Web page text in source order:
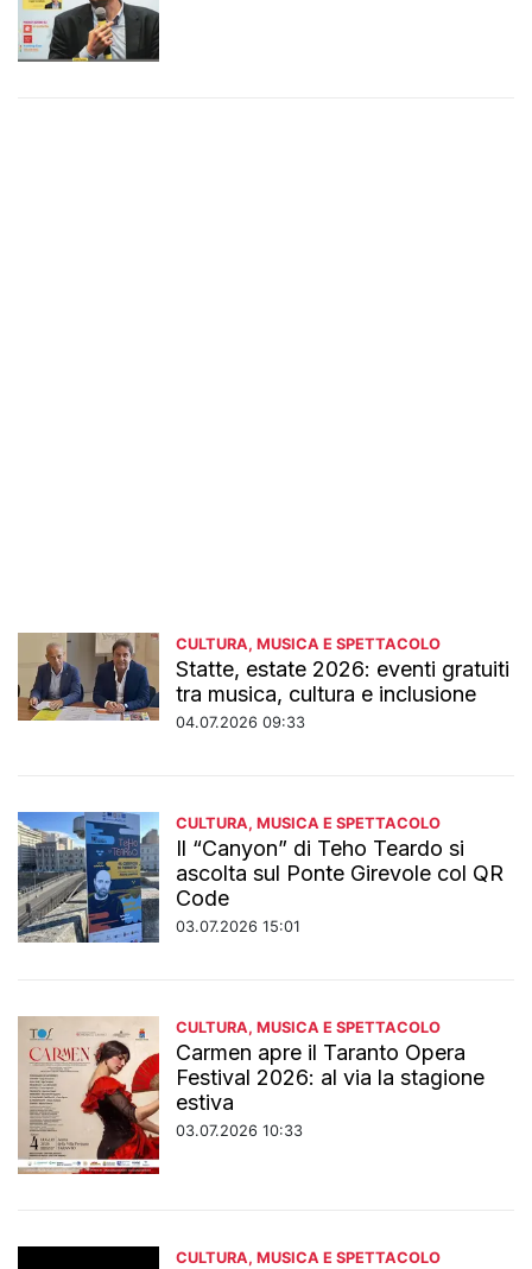
CULTURA, MUSICA E SPETTACOLO
Statte, estate 2026: eventi gratuiti
tra musica, cultura e inclusione
04.07.2026 09:33
CULTURA, MUSICA E SPETTACOLO
Il “Canyon” di Teho Teardo si
ascolta sul Ponte Girevole col QR
Code
03.07.2026 15:01
CULTURA, MUSICA E SPETTACOLO
Carmen apre il Taranto Opera
Festival 2026: al via la stagione
estiva
03.07.2026 10:33
CULTURA, MUSICA E SPETTACOLO